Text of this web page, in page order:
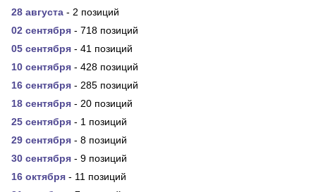
28 августа - 2 позиций
02 сентября - 718 позиций
05 сентября - 41 позиций
10 сентября - 428 позиций
16 сентября - 285 позиций
18 сентября - 20 позиций
25 сентября - 1 позиций
29 сентября - 8 позиций
30 сентября - 9 позиций
16 октября - 11 позиций